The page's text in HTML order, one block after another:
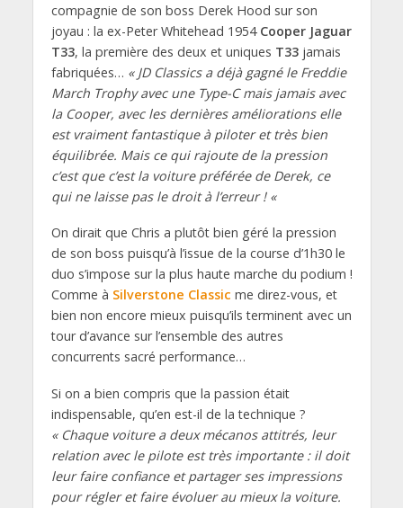
compagnie de son boss Derek Hood sur son
joyau : la ex-Peter Whitehead 1954 Cooper Jaguar
T33, la première des deux et uniques T33jamais
fabriquées… « JD Classics a déjà gagné le Freddie
March Trophy avec une Type-C mais jamais avec
la Cooper, avec les dernières améliorations elle
est vraiment fantastique à piloter et très bien
équilibrée. Mais ce qui rajoute de la pression
c’est que c’est la voiture préférée de Derek, ce
qui ne laisse pas le droit à l’erreur ! «
On dirait que Chris a plutôt bien géré la pression
de son boss puisqu’à l’issue de la course d’1h30 le
duo s’impose sur la plus haute marche du podium !
Comme à Silverstone Classic me direz-vous, et
bien non encore mieux puisqu’ils terminent avec un
tour d’avance sur l’ensemble des autres
concurrents sacré performance…
Si on a bien compris que la passion était
indispensable, qu’en est-il de la technique ?
« Chaque voiture a deux mécanos attitrés, leur
relation avec le pilote est très importante : il doit
leur faire confiance et partager ses impressions
pour régler et faire évoluer au mieux la voiture.